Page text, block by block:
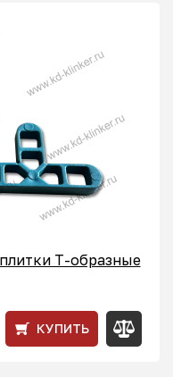
T-образные
КУПИТЬ